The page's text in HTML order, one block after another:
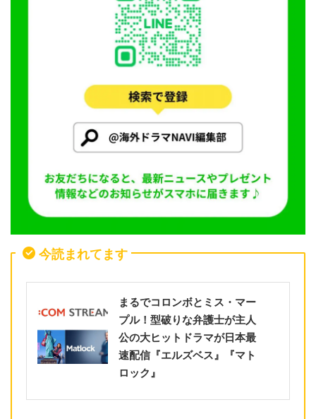
今読まれてます
まるでコロンボとミス・マー
プル！型破りな弁護士が主人
公の大ヒットドラマが日本最
速配信『エルズベス』『マト
ロック』